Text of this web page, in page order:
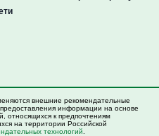
внешние рекомендательные
информации на основе
относящихся к предпочтениям
на территории Российской
технологий